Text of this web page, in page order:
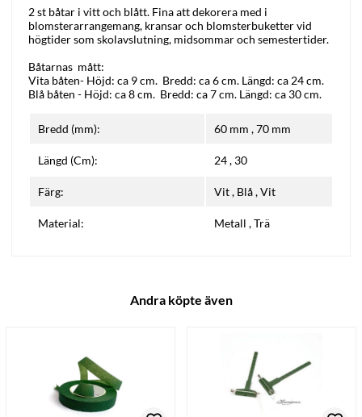
2 st båtar i vitt och blått. Fina att dekorera med i
blomsterarrangemang, kransar och blomsterbuketter vid
högtider som skolavslutning, midsommar och semestertider.
Båtarnas mått:
Vita båten- Höjd: ca 9 cm. Bredd: ca 6 cm. Längd: ca 24 cm.
Blå båten - Höjd: ca 8 cm. Bredd: ca 7 cm. Längd: ca 30 cm.
Bredd (mm): 60 mm ,70 mm
Längd (Cm): 24, 30
Färg: Vit, Blå,Vit
Material: Metall , Trä
Andra köpte även